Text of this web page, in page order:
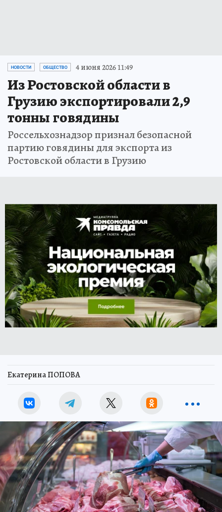
НОВОСТИ ОБЩЕСТВО 4 июня 2026 11:49
Из Ростовской области в
Грузию экспортировали 2,9
тонны говядины
Россельхознадзор признал безопасной
партию говядины для экспорта из
Ростовской области в Грузию
Екатерина ПОПОВА